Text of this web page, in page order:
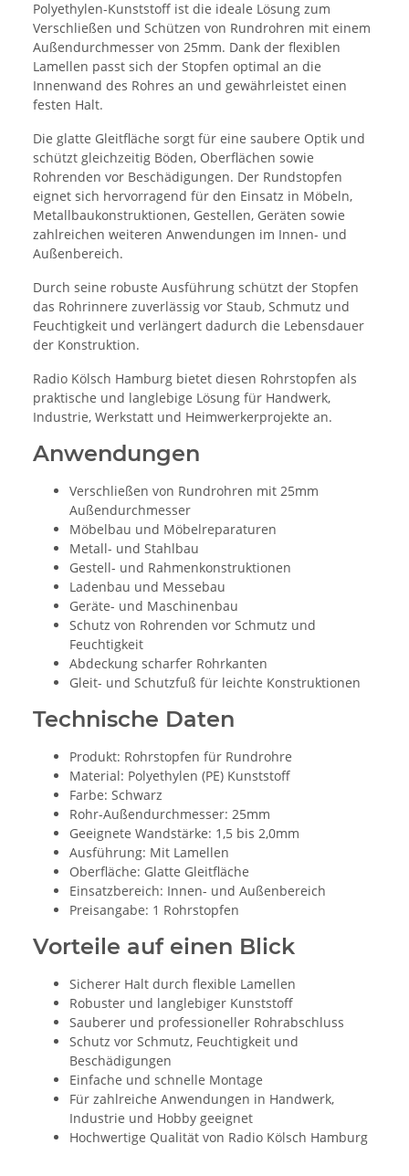
Polyethylen-Kunststoff ist die ideale Lösung zum
Verschließen und Schützen von Rundrohren mit einem
Außendurchmesser von 25mm. Dank der flexiblen
Lamellen passt sich der Stopfen optimal an die
Innenwand des Rohres an und gewährleistet einen
festen Halt.
Die glatte Gleitfläche sorgt für eine saubere Optik und
schützt gleichzeitig Böden, Oberflächen sowie
Rohrenden vor Beschädigungen. Der Rundstopfen
eignet sich hervorragend für den Einsatz in Möbeln,
Metallbaukonstruktionen, Gestellen, Geräten sowie
zahlreichen weiteren Anwendungen im Innen- und
Außenbereich.
Durch seine robuste Ausführung schützt der Stopfen
das Rohrinnere zuverlässig vor Staub, Schmutz und
Feuchtigkeit und verlängert dadurch die Lebensdauer
der Konstruktion.
Radio Kölsch Hamburg bietet diesen Rohrstopfen als
praktische und langlebige Lösung für Handwerk,
Industrie, Werkstatt und Heimwerkerprojekte an.
Anwendungen
Verschließen von Rundrohren mit 25mm
Außendurchmesser
Möbelbau und Möbelreparaturen
Metall- und Stahlbau
Gestell- und Rahmenkonstruktionen
Ladenbau und Messebau
Geräte- und Maschinenbau
Schutz von Rohrenden vor Schmutz und
Feuchtigkeit
Abdeckung scharfer Rohrkanten
Gleit- und Schutzfuß für leichte Konstruktionen
Technische Daten
Produkt: Rohrstopfen für Rundrohre
Material: Polyethylen (PE) Kunststoff
Farbe: Schwarz
Rohr-Außendurchmesser: 25mm
Geeignete Wandstärke: 1,5 bis 2,0mm
Ausführung: Mit Lamellen
Oberfläche: Glatte Gleitfläche
Einsatzbereich: Innen- und Außenbereich
Preisangabe: 1 Rohrstopfen
Vorteile auf einen Blick
Sicherer Halt durch flexible Lamellen
Robuster und langlebiger Kunststoff
Sauberer und professioneller Rohrabschluss
Schutz vor Schmutz, Feuchtigkeit und
Beschädigungen
Einfache und schnelle Montage
Für zahlreiche Anwendungen in Handwerk,
Industrie und Hobby geeignet
Hochwertige Qualität von Radio Kölsch Hamburg